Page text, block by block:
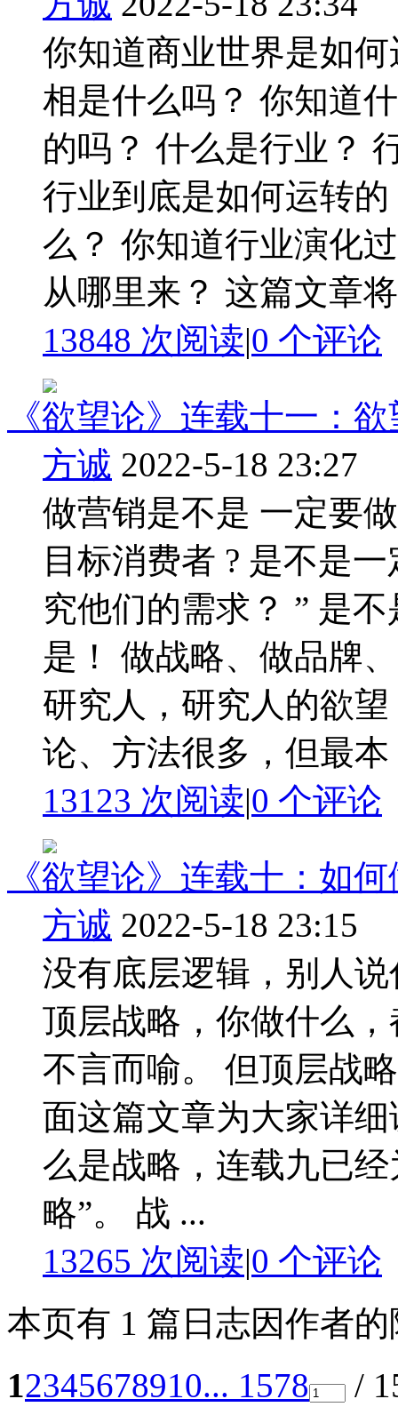
你知道商业世界是如
相是什么吗？ 你知道
的吗？ 什么是行业？
行业到底是如何运转
么？ 你知道行业演化
从哪里来？ 这篇文章
13848 次阅读|0 个评论
《欲望论》连载十一：
方诚 2022-5-18 23:27
做营销是不是 一定要
目标消费者 ? 是不是
究他们的需求？ ” 是
是！ 做战略、做品牌
研究人，研究人的欲
论、方法很多，但最本
13123 次阅读|0 个评论
《欲望论》连载十：如
方诚 2022-5-18 23:15
没有底层逻辑，别人
顶层战略，你做什么
不言而喻。 但顶层战
面这篇文章为大家详
么是战略，连载九已
略”。 战 ...
13265 次阅读|0 个评论
本页有 1 篇日志因作者
12345678910... 1578 /